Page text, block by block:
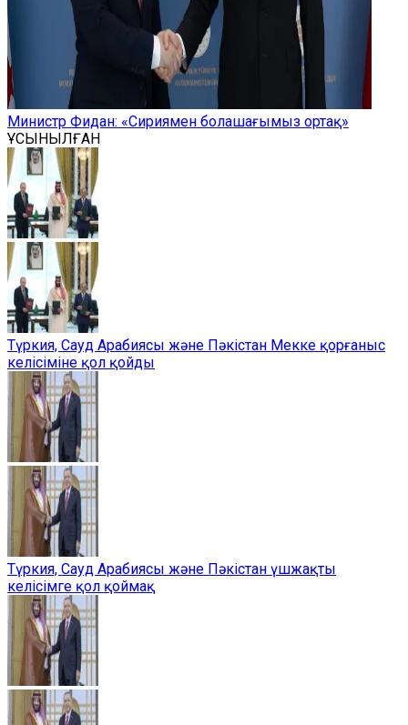
Министр Фидан: «Сириямен болашағымыз ортақ»
ҰСЫНЫЛҒАН
Түркия, Сауд Арабиясы және Пәкістан Мекке қорғаныс
келісіміне қол қойды
Түркия, Сауд Арабиясы және Пәкістан үшжақты
келісімге қол қоймақ